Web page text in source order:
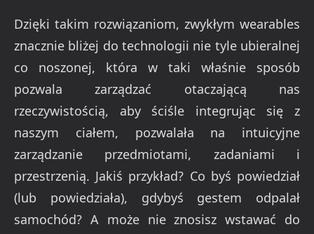
Dzięki takim rozwiązaniom, zwykłym wearables
znacznie bliżej do technologii nie tyle ubieralnej
co noszonej, która w taki właśnie sposób
pozwala zarządzać otaczającą nas
rzeczywistością, aby ściśle integrując się z
naszym ciałem, pozwalała na intuicyjne
zarządzanie przedmiotami, zadaniami i
przestrzenią. Jakiś przykład? Co byś powiedział
(lub powiedziała), gdybyś gestem odpalał
samochód? A może nie znosisz wstawać do